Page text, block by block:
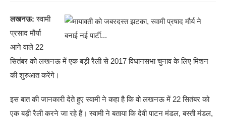
लखनऊ: स्वामी
प्रसाद मौर्या
आने वाले 22
सितंबर कोलखनऊमें एक बड़ी रैली से 2017 विधानसभा चुनाव के लिए मिशन
की शुरुआत करेंगे।
इस बात की जानकारी देते हुए स्वामी ने कहा है कि वो लखनऊ में 22 सितंबर को
एक बड़ी रैली करने जा रहे हैं। स्वामी ने बताया कि देवी पाटन मंडल, बस्ती मंडल,